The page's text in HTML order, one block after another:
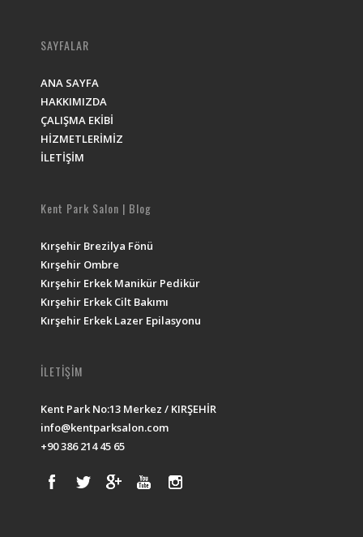
SAYFALAR
ANA SAYFA
HAKKIMIZDA
ÇALIŞMA EKİBİ
HİZMETLERİMİZ
İLETİŞİM
Kent Park Salon | Blog
Kırşehir Brezilya Fönü
Kırşehir Ombre
Kırşehir Erkek Manikür Pedikür
Kırşehir Erkek Cilt Bakımı
Kırşehir Erkek Lazer Epilasyonu
İLETİŞİM
Kent Park No:13 Merkez / KIRŞEHİR
info@kentparksalon.com
+90 386 214 45 65